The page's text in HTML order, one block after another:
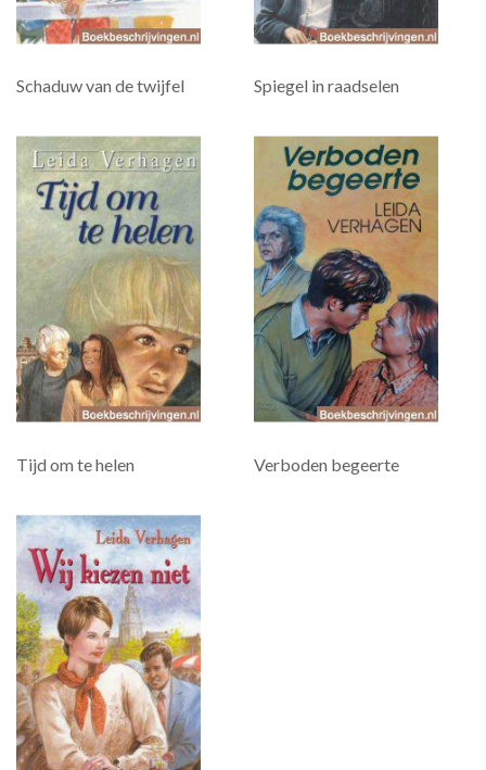
Schaduw van de twijfel Spiegel in raadselen
Tijd om te helen Verboden begeerte